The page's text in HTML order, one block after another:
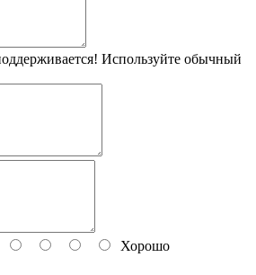
Используйте обычный
Хорошо